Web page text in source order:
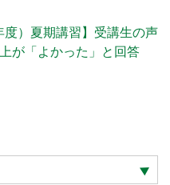
度）夏期講習】受講生の声
が「よかった」と回答
ク